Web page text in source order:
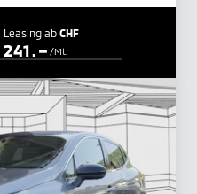
Leasing ab CHF
241.– /Mt.